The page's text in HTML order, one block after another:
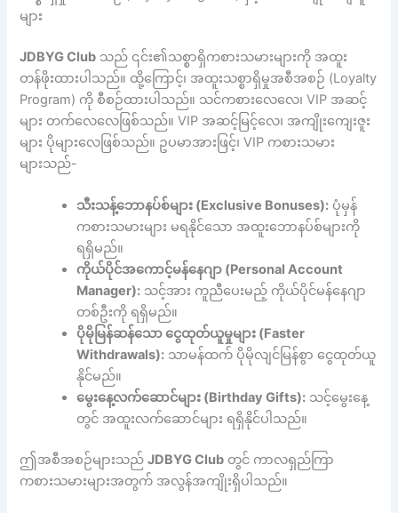
များ
JDBYG Club သည် ၎င်း၏သစ္စာရှိကစားသမားများကို အထူး
တန်ဖိုးထားပါသည်။ ထို့ကြောင့်၊ အထူးသစ္စာရှိမှုအစီအစဉ် (Loyalty
Program) ကို စီစဉ်ထားပါသည်။ သင်ကစားလေလေ၊ VIP အဆင့်
များ တက်လေလေဖြစ်သည်။ VIP အဆင့်မြင့်လေ၊ အကျိုးကျေးဇူး
များ ပိုများလေဖြစ်သည်။ ဥပမာအားဖြင့်၊ VIP ကစားသမား
များသည်-
သီးသန့်ဘောနပ်စ်များ (Exclusive Bonuses): ပုံမှန်
ကစားသမားများ မရနိုင်သော အထူးဘောနပ်စ်များကို
ရရှိမည်။
ကိုယ်ပိုင်အကောင့်မန်နေဂျာ (Personal Account
Manager): သင့်အား ကူညီပေးမည့် ကိုယ်ပိုင်မန်နေဂျာ
တစ်ဦးကို ရရှိမည်။
ပိုမိုမြန်ဆန်သော ငွေထုတ်ယူမှုများ (Faster
Withdrawals): သာမန်ထက် ပိုမိုလျင်မြန်စွာ ငွေထုတ်ယူ
နိုင်မည်။
မွေးနေ့လက်ဆောင်များ (Birthday Gifts): သင့်မွေးနေ့
တွင် အထူးလက်ဆောင်များ ရရှိနိုင်ပါသည်။
ဤအစီအစဉ်များသည်JDBYG Club တွင် ကာလရှည်ကြာ
ကစားသမားများအတွက် အလွန်အကျိုးရှိပါသည်။